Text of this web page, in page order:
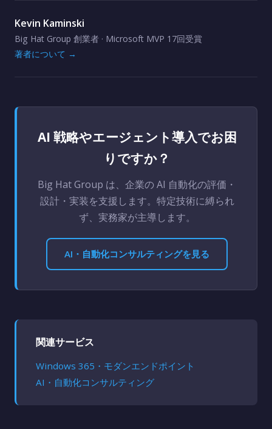
Kevin Kaminski
Big Hat Group 創業者 · Microsoft MVP 17回受賞
著者について →
AI 戦略やエージェント導入でお困
りですか？
Big Hat Group は、企業の AI 自動化の評価・
設計・実装を支援します。特定技術に縛られ
ず、実務家が主導します。
AI・自動化コンサルティングを見る
関連サービス
Windows 365・モダンエンドポイント
AI・自動化コンサルティング